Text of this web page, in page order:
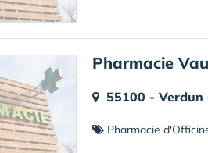
Pharmacie
55100 - Verdun
Pharmacie